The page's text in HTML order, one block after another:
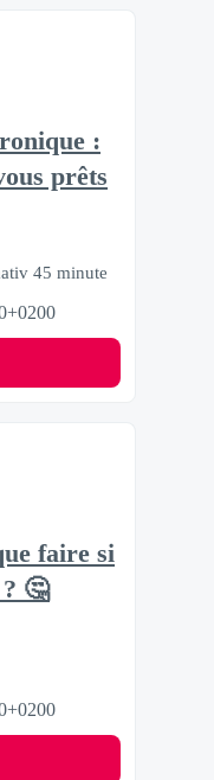
:
prêts
45 minute
faire si
? 🤔